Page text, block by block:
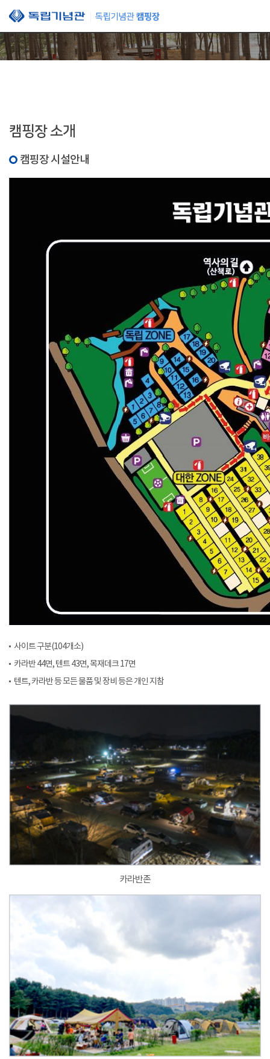
본문 바로가기
캠핑장 소개
캠핑장 시설안내
사이트 구분(104개소)
카라반 44면, 텐트 43면, 목재데크 17면
텐트, 카라반 등 모든 물품 및 장비 등은 개인 지참
카라반존